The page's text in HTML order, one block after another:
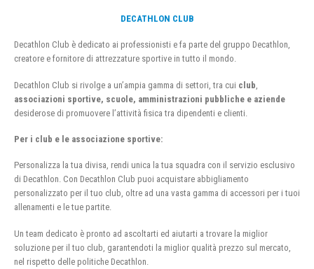
DECATHLON CLUB
Decathlon Club è dedicato ai professionisti e fa parte del gruppo Decathlon,
creatore e fornitore di attrezzature sportive in tutto il mondo.
Decathlon Club si rivolge a un’ampia gamma di settori, tra cui club
associazioni sportive, scuole, amministrazioni pubbliche e aziende
desiderose di promuovere l’attività fisica tra dipendenti e clienti.
Per i club e le associazione sportive:
Personalizza la tua divisa, rendi unica la tua squadra con il servizio esclusivo
di Decathlon. Con Decathlon Club puoi acquistare abbigliamento
personalizzato per il tuo club, oltre ad una vasta gamma di accessori per i tuoi
allenamenti e le tue partite.
Un team dedicato è pronto ad ascoltarti ed aiutarti a trovare la miglior
soluzione per il tuo club, garantendoti la miglior qualità prezzo sul mercato,
nel rispetto delle politiche Decathlon.